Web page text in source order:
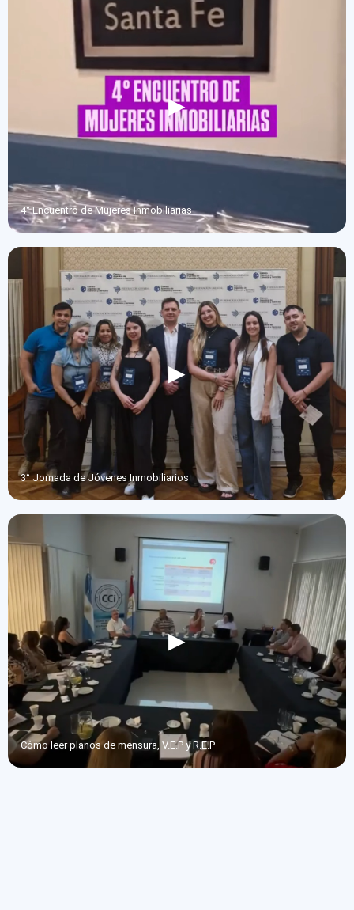
4° Encuentro de Mujeres Inmobiliarias
3° Jornada de Jóvenes Inmobiliarios
Cómo leer planos de mensura, V.E.P y R.E.P